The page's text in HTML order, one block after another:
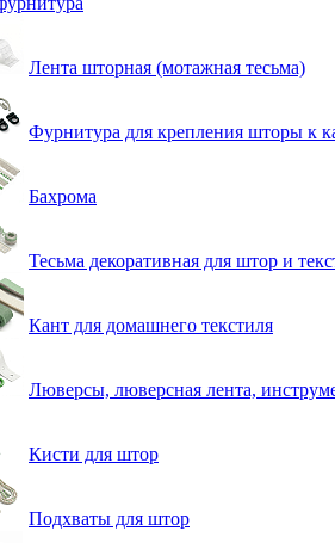
Лента шторная (мотажная тесьма)
Фурнитура для крепления шторы к
Бахрома
Тесьма декоративная для штор и
Кант для домашнего текстиля
Люверсы, люверсная лента,
Кисти для штор
Подхваты для штор